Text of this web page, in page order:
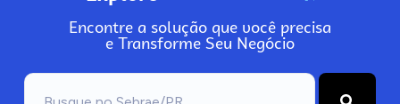
Encontre a solução que você precisa
e Transforme Seu Negócio